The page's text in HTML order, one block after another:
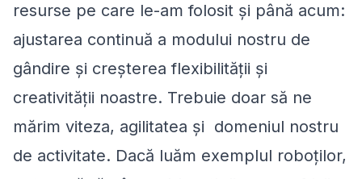
resurse pe care le-am folosit și până acum:
ajustarea continuă a modului nostru de
gândire şi creşterea flexibilității şi
creativității noastre. Trebuie doar să ne
mărim viteza, agilitatea și domeniul nostru
de activitate. Dacă luăm exemplul roboţilor,